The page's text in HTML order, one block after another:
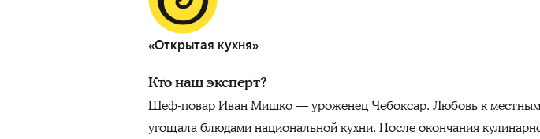
«Открытая кухня»
Кто наш эксперт?
Шеф-повар Иван Мишко — уроженец Чебоксар. Любовь к местным
угощала блюдами национальной кухни. После окончания